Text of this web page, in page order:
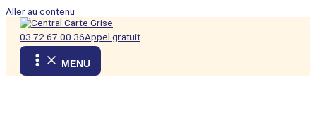
Aller au contenu
03 72 67 00 36Appel gratuit
MENU